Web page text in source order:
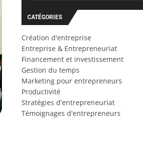
CATÉGORIES
Création d'entreprise
Entreprise & Entrepreneuriat
Financement et investissement
Gestion du temps
Marketing pour entrepreneurs
Productivité
Stratégies d'entrepreneuriat
Témoignages d'entrepreneurs